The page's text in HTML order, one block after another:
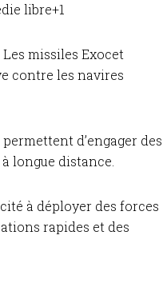
libre+1
Les missiles Exocet
contre les navires
d’engager des
longue distance.
à déployer des forces
rapides et des